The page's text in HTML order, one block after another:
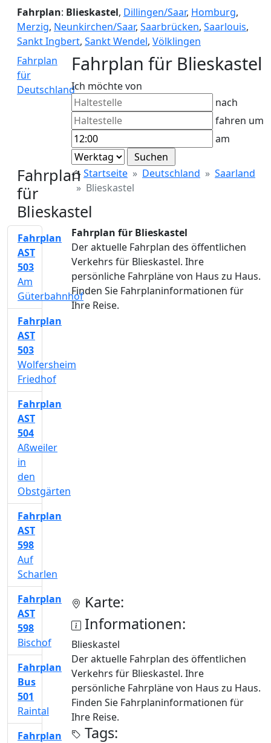
Fahrplan: Blieskastel, Dillingen/Saar, Homburg,
Merzig, Neunkirchen/Saar, Saarbrücken, Saarlouis,
Sankt Ingbert, Sankt Wendel, Völklingen
Fahrplan
für
Deutschland
Fahrplan für Blieskastel
Ich möchte von
nach
fahren um
am
Fahrplan
für
Blieskastel
Startseite Deutschland
Saarland
Blieskastel
Fahrplan für Blieskastel
Der aktuelle Fahrplan des öffentlichen
Verkehrs für Blieskastel. Ihre
persönliche Fahrpläne von Haus zu Haus.
Finden Sie Fahrplaninformationen für
Ihre Reise.
Karte:
Informationen:
Blieskastel
Der aktuelle Fahrplan des öffentlichen
Verkehrs für Blieskastel. Ihre
persönliche Fahrpläne von Haus zu Haus.
Finden Sie Fahrplaninformationen für
Ihre Reise.
Tags:
Fahrplan
AST
503
Am
Güterbahnhof
Fahrplan
AST
503
Wolfersheim
Friedhof
Fahrplan
AST
504
Aßweiler
in
den
Obstgärten
Fahrplan
AST
598
Auf
Scharlen
Fahrplan
AST
598
Bischof
Fahrplan
Bus
501
Raintal
Fahrplan